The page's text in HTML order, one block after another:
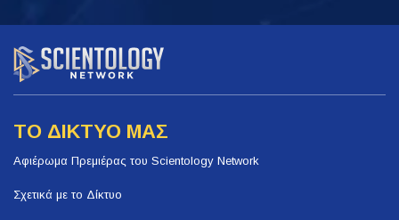
ΤΟ ΔΙΚΤΥΟ ΜΑΣ
Αφιέρωμα Πρεμιέρας του Scientology Network
Σχετικά με το Δίκτυο